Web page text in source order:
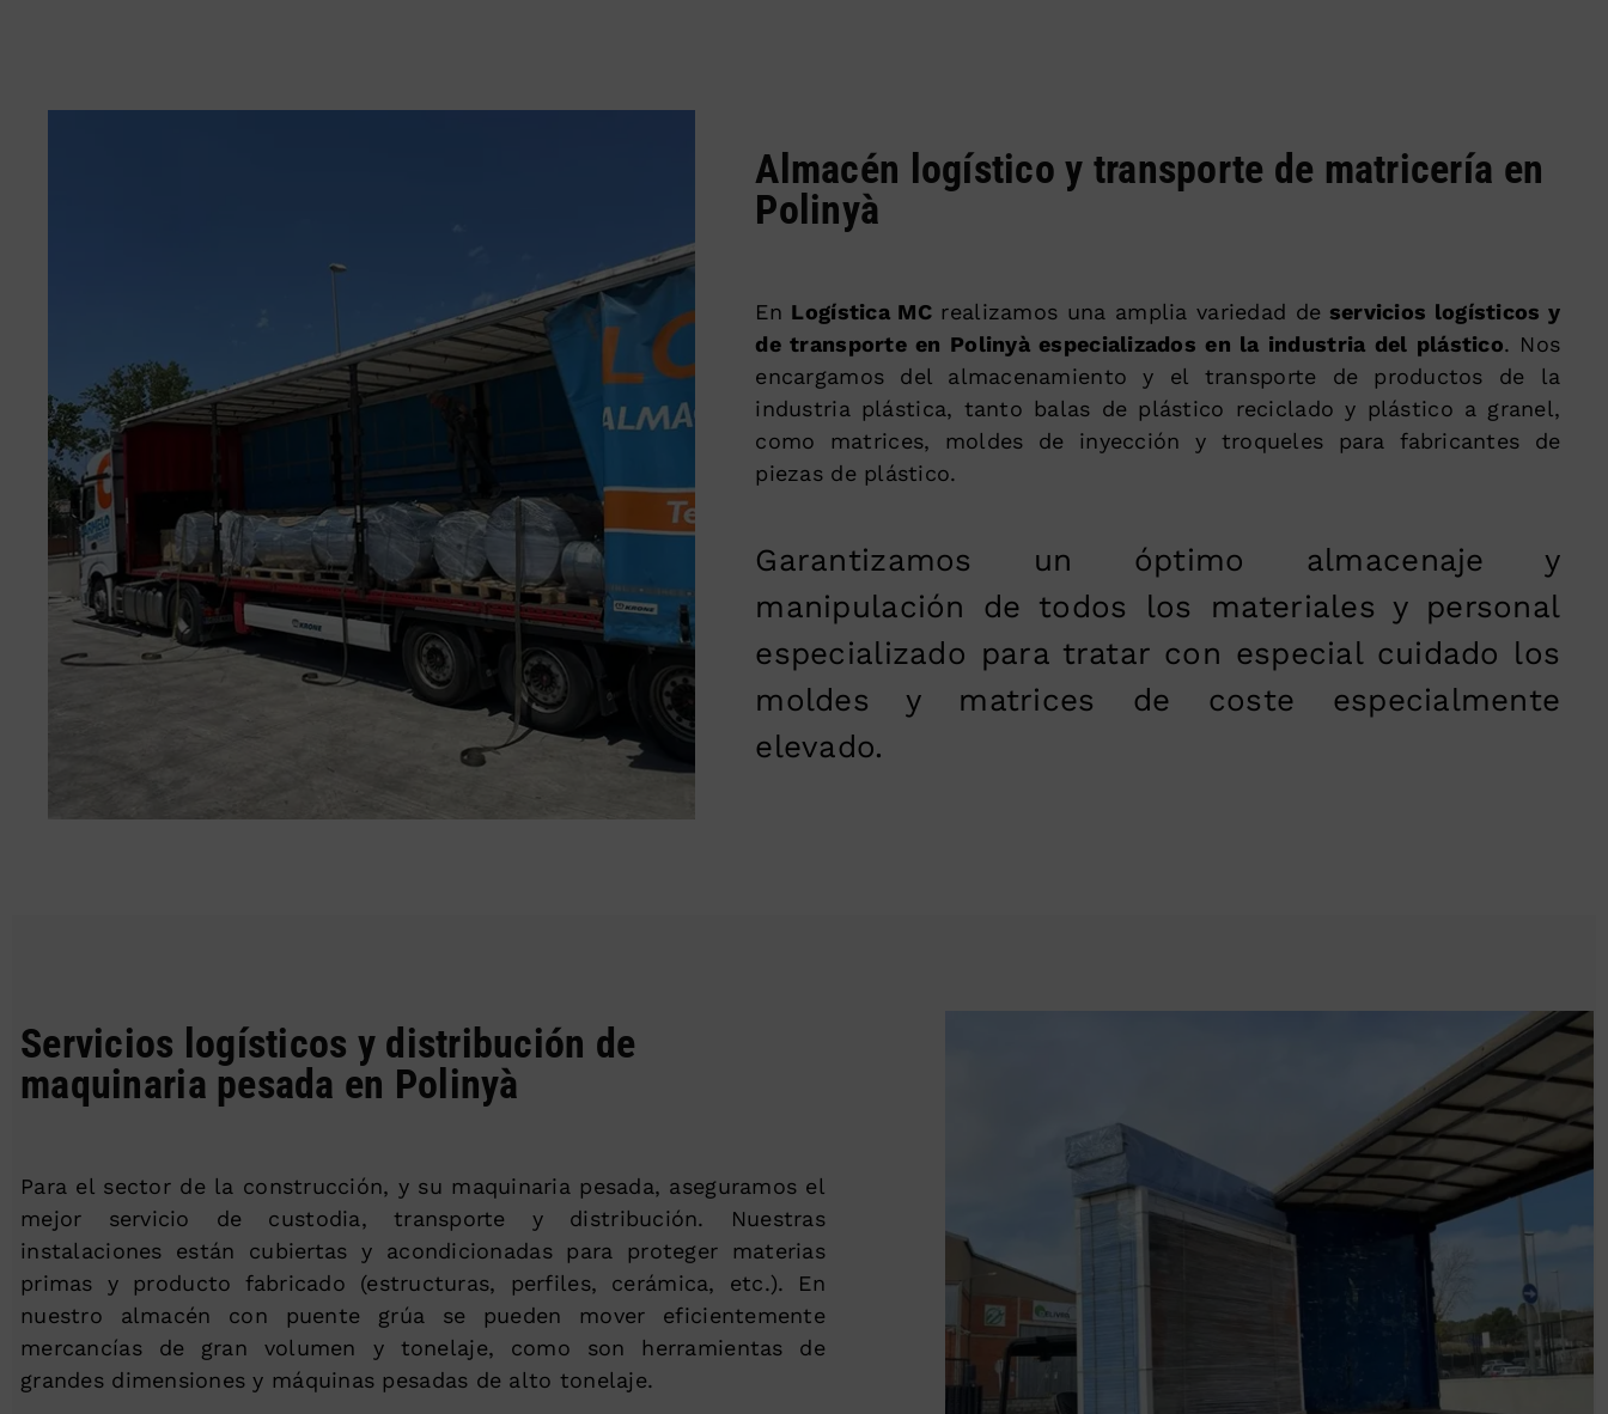
Almacén logístico y transporte de matricería en
Polinyà
En Logística MCrealizamos una amplia variedad de servicios logísticos y
de transporte en Polinyà especializados en la industria del plástico. Nos
encargamos del almacenamiento y el transporte de productos de la
industria plástica, tanto balas de plástico reciclado y plástico a granel,
como matrices, moldes de inyección y troqueles para fabricantes de
piezas de plástico.
Garantizamos un óptimo almacenaje y
manipulación de todos los materiales y personal
especializado para tratar con especial cuidado los
moldes y matrices de coste especialmente
elevado.
Servicios logísticos y distribución de
maquinaria pesada en Polinyà
Para el sector de la construcción, y su maquinaria pesada, aseguramos el
mejor servicio de custodia, transporte y distribución. Nuestras
instalaciones están cubiertas y acondicionadas para proteger materias
primas y producto fabricado (estructuras, perfiles, cerámica, etc.). En
nuestro almacén con puente grúa se pueden mover eficientemente
mercancías de gran volumen y tonelaje, como son herramientas de
grandes dimensiones y máquinas pesadas de alto tonelaje.